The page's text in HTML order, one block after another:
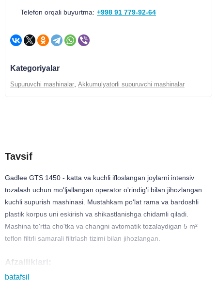
Telefon orqali buyurtma: +998 91 779-92-64
Kategoriyalar
Supuruvchi mashinalar Akkumulyatorli supuruvchi mashinalar
Tavsif
Gadlee GTS 1450 - katta va kuchli ifloslangan joylarni intensiv
tozalash uchun mo'ljallangan operator o'rindig'i bilan jihozlangan
kuchli supurish mashinasi. Mustahkam po'lat rama va bardoshli
plastik korpus uni eskirish va shikastlanishga chidamli qiladi.
Mashina to'rtta cho'tka va changni avtomatik tozalaydigan 5 m²
teflon filtrli samarali filtrlash tizimi bilan jihozlangan.
Afzalliklari:
batafsil